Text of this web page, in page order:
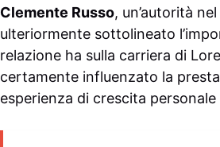
Clemente Russo, un’autorità
ulteriormente sottolineato
relazione ha sulla carriera di
certamente influenzato la
esperienza di crescita